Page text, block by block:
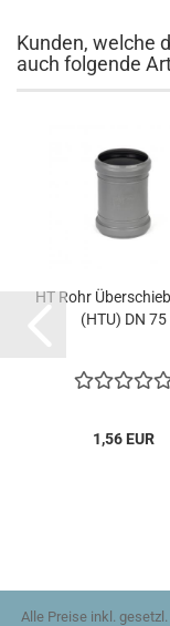
Kunden, welche
auch folgende
HT Rohr
(HTU) DN 75
1,56 EUR
Alle Preise inkl.